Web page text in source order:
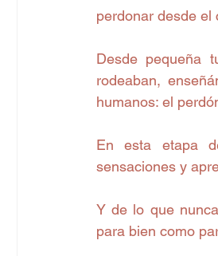
perdonar desde el
Desde pequeña
rodeaban,
humanos: el
En esta etapa
sensaciones y
Y de lo que
para bien como